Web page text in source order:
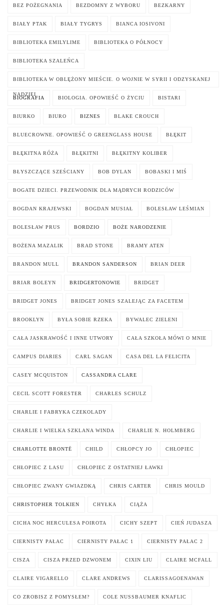
BEZ POŻEGNANIA BEZDOMNY Z WYBORU BEZKARNY
BIAŁY PTAK BIAŁY TYGRYS BIANCA IOSIVONI
BIBLIOTEKA EMILYLIME BIBLIOTEKA O PÓŁNOCY
BIBLIOTEKA SZALEŃCA
BIBLIOTEKA W OBLĘŻONY MIEŚCIE. O WOJNIE W SYRII I ODZYSKANEJ
NADZIEI
BIOGRAFIA BIOLOGIA. OPOWIEŚĆ O ŻYCIU BISTARI
BIURKO BIURO BIZNES BLAKE CROUCH
BLUECROWNE. OPOWIEŚĆ O GREENGLASS HOUSE BŁĘKIT
BŁĘKITNA RÓŻA BŁĘKITNI BŁĘKITNY KOLIBER
BŁYSZCZĄCE SZEŚCIANY BOB DYLAN BOBASKI I MIŚ
BOGATE DZIECI. PRZEWODNIK DLA MĄDRYCH RODZICÓW
BOGDAN KRAJEWSKI BOGDAN MUSIAŁ BOLESŁAW LEŚMIAN
BOLESŁAW PRUS BORDZIO BOŻE NARODZENIE
BOŻENA MAZALIK BRAD STONE BRAMY ATEN
BRANDON MULL BRANDON SANDERSON BRIAN DEER
BRIAR BOLEYN BRIDGERTONOWIE BRIDGET
BRIDGET JONES BRIDGET JONES SZALEJĄC ZA FACETEM
BROOKLYN BYŁA SOBIE RZEKA BYWALEC ZIELENI
CAŁA JASKRAWOŚĆ I INNE UTWORY CAŁA SZKOŁA MÓWI O MNIE
CAMPUS DIARIES CARL SAGAN CASA DEL LA FELICITA
CASEY MCQUISTON CASSANDRA CLARE
CECIL SCOTT FORESTER CHARLES SCHULZ
CHARLIE I FABRYKA CZEKOLADY
CHARLIE I WIELKA SZKLANA WINDA CHARLIE N. HOLMBERG
CHARLOTTE BRONTË CHILD CHŁOPCY JO CHŁOPIEC
CHŁOPIEC Z LASU CHŁOPIEC Z OSTATNIEJ ŁAWKI
CHŁOPIEC ZWANY GWIAZDKĄ CHRIS CARTER CHRIS MOULD
CHRISTOPHER TOLKIEN CHYŁKA CIĄŻA
CICHA NOC HERCULESA POIROTA CICHY SZEPT CIEŃ JUDASZA
CIERNISTY PAŁAC CIERNISTY PAŁAC 1 CIERNISTY PAŁAC 2
CISZA CISZA PRZED DZWONEM CIXIN LIU CLAIRE MCFALL
CLAIRE VIGARELLO CLARE ANDREWS CLARISSAGOENAWAN
CO ZROBISZ Z POMYSŁEM? COLE NUSSBAUMER KNAFLIC